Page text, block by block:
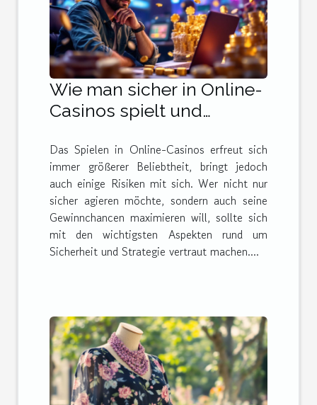
Wie man sicher in Online-
Casinos spielt und
Das Spielen in Online-Casinos erfreut sich
immer größerer Beliebtheit, bringt jedoch
auch einige Risiken mit sich. Wer nicht nur
sicher agieren möchte, sondern auch seine
Gewinnchancen maximieren will, sollte sich
mit den wichtigsten Aspekten rund um
Sicherheit und Strategie vertraut machen....